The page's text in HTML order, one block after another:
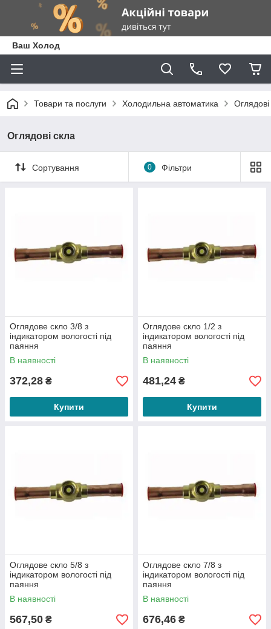
Ваш Холод
Товари та послуги Холодильна автоматика
Оглядові скла
Сортування 0 Фільтри
Оглядове скло 3/8 з
індикатором вологості під
паяння
В наявності
372,28 ₴
Купити
Оглядове скло 1/2 з
індикатором вологості під
паяння
В наявності
481,24 ₴
Купити
Оглядове скло 5/8 з
індикатором вологості під
паяння
В наявності
567,50 ₴
Оглядове скло 7/8 з
індикатором вологості під
паяння
В наявності
676,46 ₴